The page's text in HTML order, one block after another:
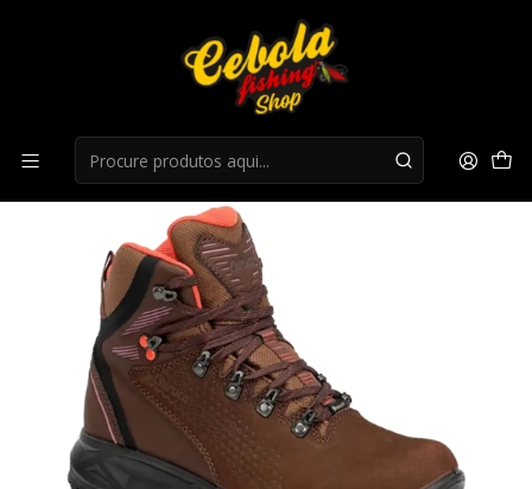
Botas Chiruca Taiga 08